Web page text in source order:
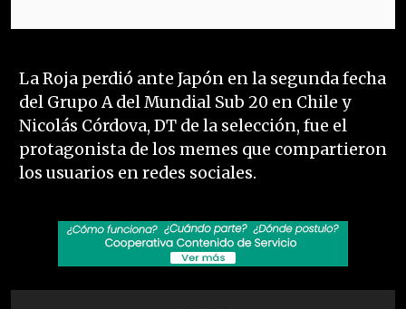
La Roja perdió ante Japón en la segunda fecha
del Grupo A del Mundial Sub 20 en Chile y
Nicolás Córdova, DT de la selección, fue el
protagonista de los memes que compartieron
los usuarios en redes sociales.